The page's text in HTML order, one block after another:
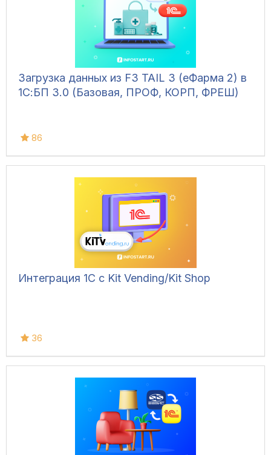
Загрузка данных из F3 TAIL 3 (еФарма 2) в
1С:БП 3.0 (Базовая, ПРОФ, КОРП, ФРЕШ)
86
Интеграция 1С с Kit Vending/Kit Shop
36